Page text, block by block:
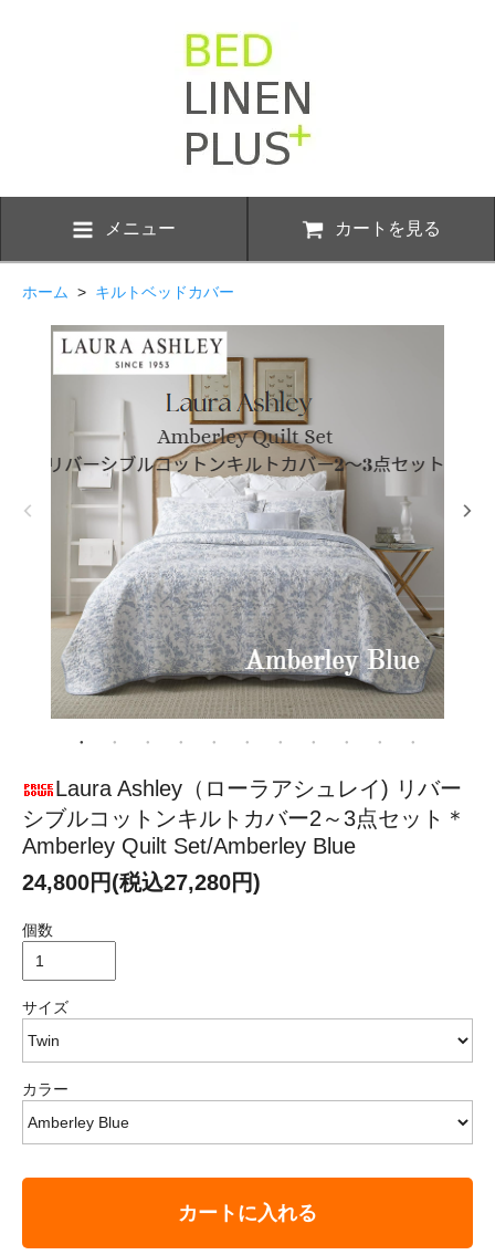
メニュー カートを見る
ホーム > キルトベッドカバー
Laura Ashley（ローラアシュレイ) リバー
シブルコットンキルトカバー2～3点セット＊
Amberley Quilt Set/Amberley Blue
24,800円(税込27,280円)
個数
サイズ
カラー
カートに入れる